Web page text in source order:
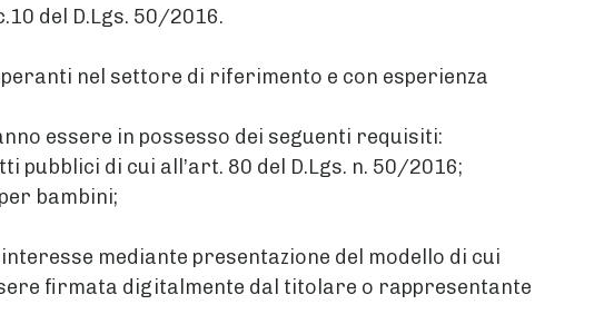
del D.Lgs. 50/2016.
nel settore di riferimento e con esperienza
essere in possesso dei seguenti requisiti:
pubblici di cui all’art. 80 del D.Lgs. n. 50/2016;
bambini;
mediante presentazione del modello di cui
firmata digitalmente dal titolare o rappresentante